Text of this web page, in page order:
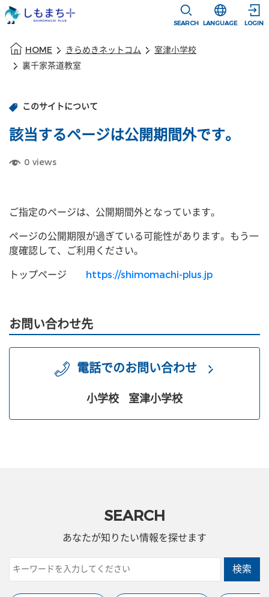
SEARCH
選択すると言
LANGUAGE LOGIN
HOME きらめきネットコム
室津小学校
裏千家茶道教室
このサイトについて
該当するページは公開期間外です。
0 views
ご指定のページは、公開期間外となっています。
ページの公開期限が過ぎている可能性があります。もう一
度確認して、ご利用ください。
トップページ
https://shimomachi-plus.jp
お問い合わせ先
電話でのお問い合わせ
小学校 室津小学校
SEARCH
あなたが知りたい情報を探せます
検索